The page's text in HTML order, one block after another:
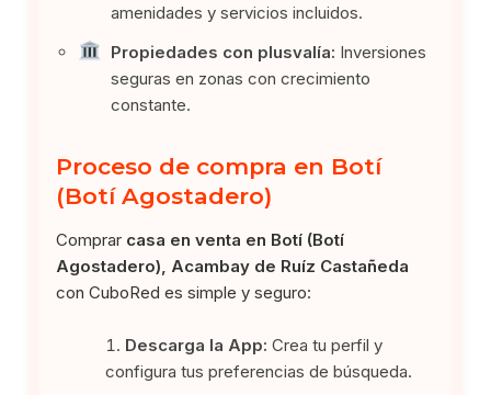
amenidades y servicios incluidos.
Propiedades con plusvalía: Inversiones
seguras en zonas con crecimiento
constante.
Proceso de compra en Botí
(Botí Agostadero)
Comprar casa en venta en Botí (Botí
Agostadero), Acambay de Ruíz Castañeda
con CuboRed es simple y seguro:
Descarga la App: Crea tu perfil y
configura tus preferencias de búsqueda.